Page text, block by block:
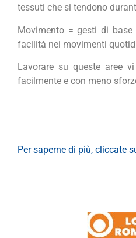
tessuti che si tendono
Movimento = gesti di
facilità nei movimenti
Lavorare su queste aree
facilmente e con meno
Per saperne di più, cliccate